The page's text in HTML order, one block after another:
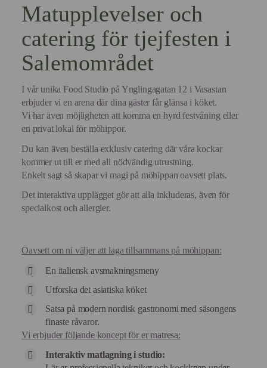
Matupplevelser och
catering för tjejfesten i
Salemområdet
I vår unika Food Studio på Ynglingagatan 12 i Vasastan
erbjuder vi en arena där dina gäster får glänsa i köket.
Vi har även möjligheten att komma en hyrd festvåning eller
en privat lokal för möhippor.
Du kan även beställa exklusiv catering där våra kockar
kommer ut till er med all nödvändig utrustning.
Enkelt sagt så skapar vi magi på möhippan oavsett plats.
Det interaktiva upplägget gör att alla inkluderas, även för
specialkost och allergier.
Oavsett om ni väljer att laga tillsammans på möhippan:
En italiensk avsmakningsmeny
Utforska det asiatiska köket
Satsa på modern nordisk gastronomi med säsongens
finaste råvaror.
Vi erbjuder följande koncept för er matresa:
Interaktiv matlagning i studio: